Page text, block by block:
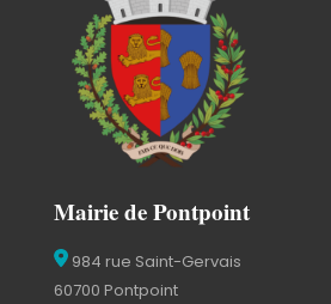
Mairie de Pontpoint
984 rue Saint-Gervais
60700 Pontpoint